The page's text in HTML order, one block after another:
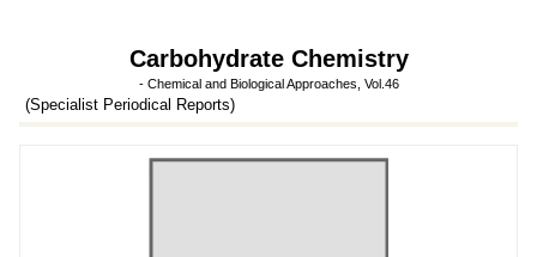
Carbohydrate Chemistry
- Chemical and Biological Approaches, Vol.46
(Specialist Periodical Reports)